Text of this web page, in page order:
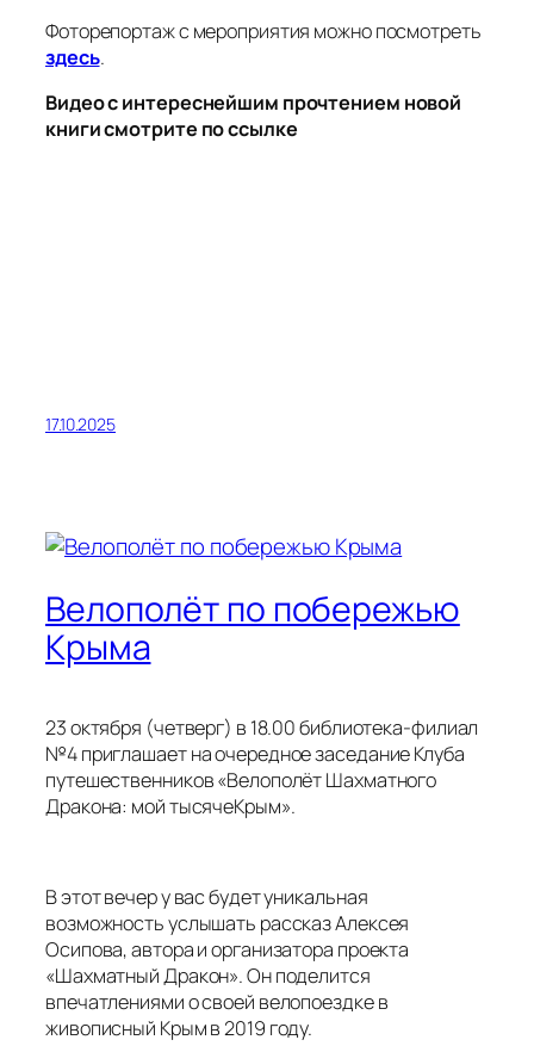
Фоторепортаж с мероприятия можно посмотреть
здесь.
Видео с интереснейшим прочтением новой
книги смотрите по ссылке
17.10.2025
Велополёт по побережью
Крыма
23 октября (четверг) в 18.00 библиотека-филиал
№4 приглашает на очередное заседание Клуба
путешественников «Велополёт Шахматного
Дракона: мой тысячеКрым».
В этот вечер у вас будет уникальная
возможность услышать рассказ Алексея
Осипова, автора и организатора проекта
«Шахматный Дракон». Он поделится
впечатлениями о своей велопоездке в
живописный Крым в 2019 году.